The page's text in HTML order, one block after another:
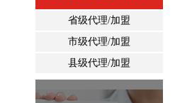
省级代理/加盟
市级代理/加盟
县级代理/加盟